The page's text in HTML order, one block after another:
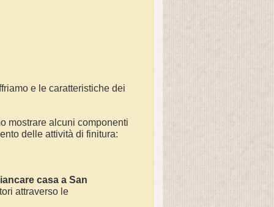
e le caratteristiche dei
mostrare alcuni componenti
delle attività di finitura:
casa a San
attraverso le